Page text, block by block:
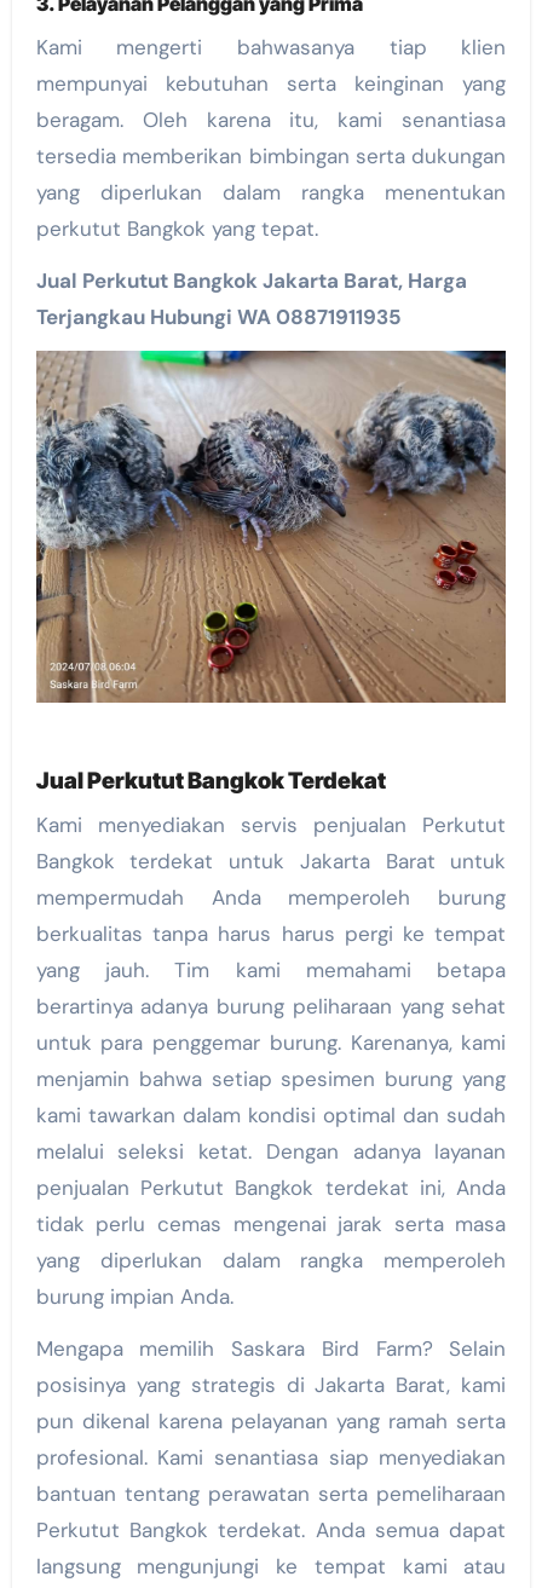
Kami mengerti bahwasanya tiap klien
mempunyai kebutuhan serta keinginan yang
beragam. Oleh karena itu, kami senantiasa
tersedia memberikan bimbingan serta dukungan
yang diperlukan dalam rangka menentukan
perkutut Bangkok yang tepat.
Jual Perkutut Bangkok Jakarta Barat, Harga
Terjangkau Hubungi WA 08871911935
Jual Perkutut Bangkok Terdekat
Kami menyediakan servis penjualan Perkutut
Bangkok terdekat untuk Jakarta Barat untuk
mempermudah Anda memperoleh burung
berkualitas tanpa harus harus pergi ke tempat
yang jauh. Tim kami memahami betapa
berartinya adanya burung peliharaan yang sehat
untuk para penggemar burung. Karenanya, kami
menjamin bahwa setiap spesimen burung yang
kami tawarkan dalam kondisi optimal dan sudah
melalui seleksi ketat. Dengan adanya layanan
penjualan Perkutut Bangkok terdekat ini, Anda
tidak perlu cemas mengenai jarak serta masa
yang diperlukan dalam rangka memperoleh
burung impian Anda.
Mengapa memilih Saskara Bird Farm? Selain
posisinya yang strategis di Jakarta Barat, kami
pun dikenal karena pelayanan yang ramah serta
profesional. Kami senantiasa siap menyediakan
bantuan tentang perawatan serta pemeliharaan
Perkutut Bangkok terdekat. Anda semua dapat
langsung mengunjungi ke tempat kami atau